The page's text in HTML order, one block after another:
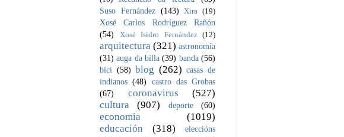
Suso Fernández (143) Xira (19)
Xosé Carlos Rodríguez Rañón
(54)
Xosé Isidro Fernández (12)
arquitectura (321) astronomía
(31) auga da billa (39) banda (56)
bici (58) blog (262) casas de
indianos (48)
castro das Grobas
(67)
coronavirus
(527)
cultura
(907) deporte (60)
economía
(1019)
educación
(318)
eleccións